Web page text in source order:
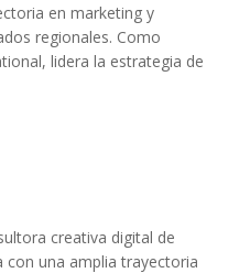
en marketing y
regionales. Como
lidera la estrategia de
creativa digital de
una amplia trayectoria